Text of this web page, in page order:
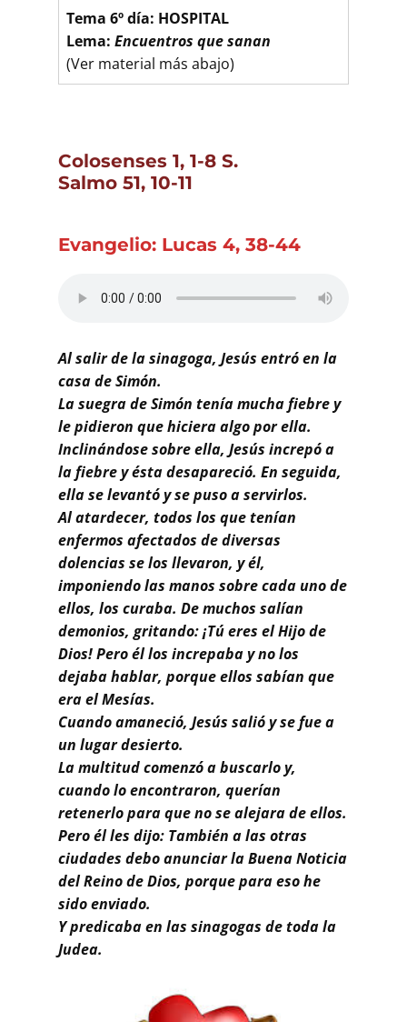
Tema 6º día: HOSPITAL
Lema: Encuentros que sanan
(Ver material más abajo)
Colosenses 1, 1-8 S.
Salmo 51, 10-11
Evangelio: Lucas 4, 38-44
Al salir de la sinagoga, Jesús entró en la
casa de Simón.
La suegra de Simón tenía mucha fiebre y
le pidieron que hiciera algo por ella.
Inclinándose sobre ella, Jesús increpó a
la fiebre y ésta desapareció. En seguida,
ella se levantó y se puso a servirlos.
Al atardecer, todos los que tenían
enfermos afectados de diversas
dolencias se los llevaron, y él,
imponiendo las manos sobre cada uno de
ellos, los curaba. De muchos salían
demonios, gritando: ¡Tú eres el Hijo de
Dios! Pero él los increpaba y no los
dejaba hablar, porque ellos sabían que
era el Mesías.
Cuando amaneció, Jesús salió y se fue a
un lugar desierto.
La multitud comenzó a buscarlo y,
cuando lo encontraron, querían
retenerlo para que no se alejara de ellos.
Pero él les dijo: También a las otras
ciudades debo anunciar la Buena Noticia
del Reino de Dios, porque para eso he
sido enviado.
Y predicaba en las sinagogas de toda la
Judea.